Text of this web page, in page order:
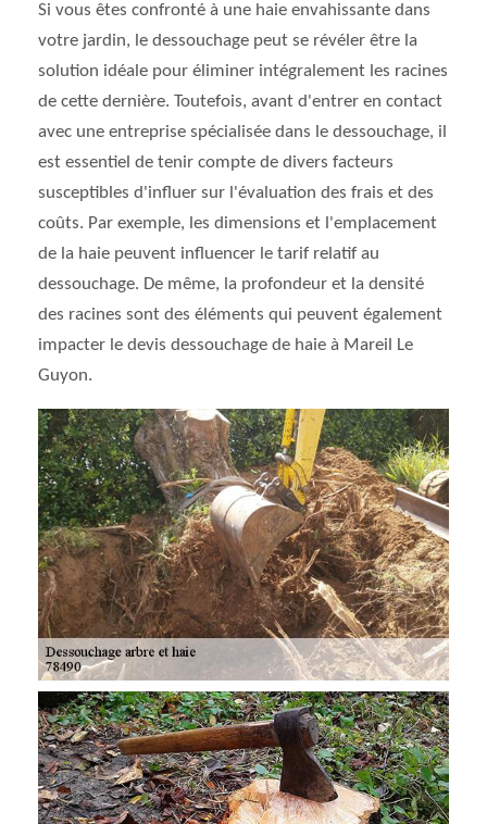
Si vous êtes confronté à une haie envahissante dans
votre jardin, le dessouchage peut se révéler être la
solution idéale pour éliminer intégralement les racines
de cette dernière. Toutefois, avant d'entrer en contact
avec une entreprise spécialisée dans le dessouchage, il
est essentiel de tenir compte de divers facteurs
susceptibles d'influer sur l'évaluation des frais et des
coûts. Par exemple, les dimensions et l'emplacement
de la haie peuvent influencer le tarif relatif au
dessouchage. De même, la profondeur et la densité
des racines sont des éléments qui peuvent également
impacter le devis dessouchage de haie à Mareil Le
Guyon.